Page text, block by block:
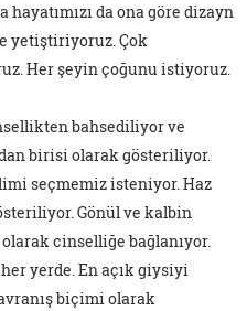
da ona göre dizayn
yetiştiriyoruz. Çok
Her şeyin çoğunu istiyoruz.
bahsediliyor ve
birisi olarak gösteriliyor.
seçmemiz isteniyor. Haz
Gönül ve kalbin
cinselliğe bağlanıyor.
yerde. En açık giysiyi
biçimi olarak